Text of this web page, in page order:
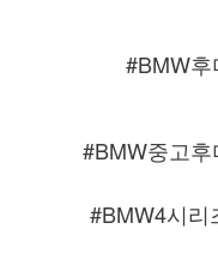
#BMW
#BMW중고
#BMW4시리